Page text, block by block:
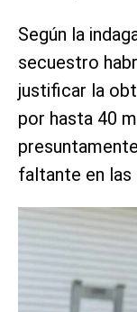
Según la
secuestro
justificar la
por hasta 40
faltante en las